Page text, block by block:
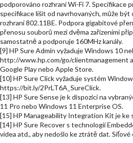
podporováno rozhraní Wi-Fi 7. Specifikace
specifikace lišit od navrhovaných, může
rozhraní 802.11BE. Podpora gigabitové
přenosu souborů mezi dvěma zařízeními
samostatně a podporuje 160MHz kanály.
[9] HP Sure Admin vyžaduje Windows 10
http://www.hp.com/go/clientmanagement
Google Play nebo Apple Store.
[10] HP Sure Click vyžaduje systém
https://bit.ly/2PrLT6A_SureClick.
[13] HP Sure Sense je k dispozici na
11 Pro nebo Windows 11 Enterprise OS.
[15] HP Manageability Integration Kit je
[14] HP Sure Recover s technologií
videa atd., aby nedošlo ke ztrátě dat.